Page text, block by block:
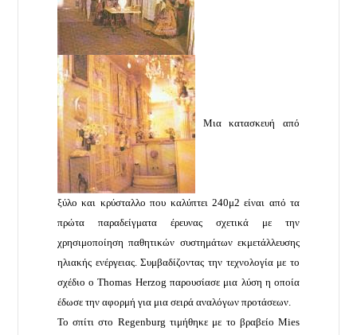
Μια κατασκευή από
ξύλο και κρύσταλλο που καλύπτει 240μ2 είναι από τα
πρώτα παραδείγματα έρευνας σχετικά με την
χρησιμοποίηση παθητικών συστημάτων εκμετάλλευσης
ηλιακής ενέργειας. Συμβαδίζοντας την τεχνολογία με το
σχέδιο ο Thomas Herzog παρουσίασε μια λύση η οποία
έδωσε την αφορμή για μια σειρά αναλόγων προτάσεων.
Το σπίτι στο Regenburg τιμήθηκε με το βραβείο Mies